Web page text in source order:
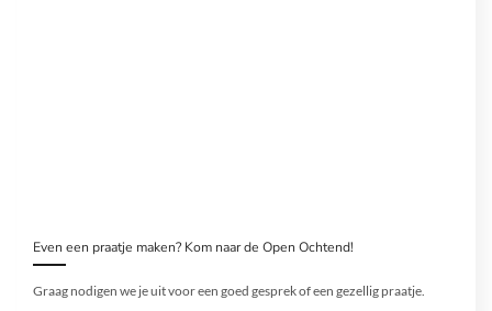
Even een praatje maken? Kom naar de Open Ochtend!
Graag nodigen we je uit voor een goed gesprek of een gezellig praatje.